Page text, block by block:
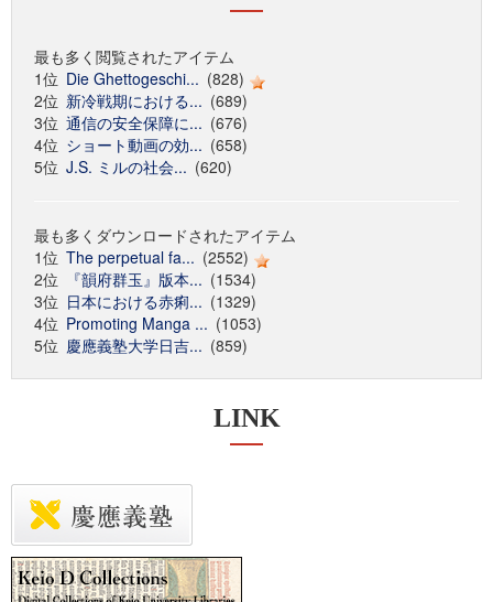
最も多く閲覧されたアイテム
1位 Die Ghettogeschi... (828)
2位 新冷戦期における... (689)
3位 通信の安全保障に... (676)
4位 ショート動画の効... (658)
5位 J.S. ミルの社会... (620)
最も多くダウンロードされたアイテム
1位 The perpetual fa... (2552)
2位
『韻府群玉』版本... (1534)
3位 日本における赤痢... (1329)
4位 Promoting Manga ... (1053)
5位 慶應義塾大学日吉... (859)
LINK